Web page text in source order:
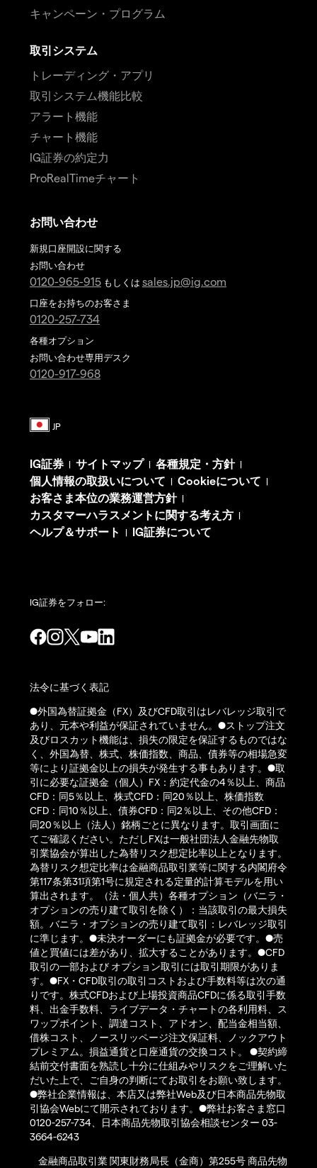
キャンペーン・プログラム
取引システム
トレーディング・アプリ
取引システム機能比較
アラート機能
チャート機能
IG証券の約定力
ProRealTimeチャート
お問い合わせ
新規口座開設に関する
お問い合わせ
0120-965-915 もしくは sales.jp@ig.com
口座をお持ちのお客さま
0120-257-734
各種オプション
お問い合わせ専用デスク
0120-917-968
IG証券 | サイトマップ| 各種規定・方針|
個人情報の取扱いについて | Cookieについて |
お客さま本位の業務運営方針|
カスタマーハラスメントに関する考え方 |
ヘルプ＆サポート | IG証券について
IG証券をフォロー:
法令に基づく表記
●外国為替証拠金（FX）及びCFD取引はレバレッジ取引で
あり、元本や利益が保証されていません。●ストップ注文
及びロスカット機能は、損失の限定を保証するものではな
く、外国為替、株式、株価指数、商品、債券等の相場急変
等により証拠金以上の損失が発生する事もあります。●取
引に必要な証拠金（個人）FX：約定代金の4％以上、商品
CFD：同5％以上、株式CFD：同20％以上、株価指数
CFD：同10％以上、債券CFD：同2％以上、その他CFD：
同20％以上（法人）銘柄ごとに異なります。取引画面に
てご確認ください。ただしFXは一般社団法人金融先物取
引業協会が算出した為替リスク想定比率以上となります。
為替リスク想定比率は金融商品取引業等に関する内閣府令
第117条第31項第1号に規定される定量的計算モデルを用い
算出されます。（法・個人共）各種オプション（バニラ・
オプションの売り建て取引を除く）：当該取引の最大損失
額。バニラ・オプションの売り建て取引：レバレッジ取引
に準じます。●未決オーダーにも証拠金が必要です。●売
値と買値には差があり、拡大することがあります。●CFD
取引の一部および オプション取引には取引期限がありま
す。●FX・CFD取引の取引コストおよび手数料等は次の通
りです。株式CFDおよび上場投資商品CFDに係る取引手数
料、出金手数料、ライブデータ・チャートの各利用料、ス
ワップポイント、調達コスト、アドオン、配当金相当額、
借株コスト、ノースリッページ注文保証料、ノックアウト
プレミアム。損益通貨と口座通貨の交換コスト。 ●契約締
結前交付書面を熟読し十分に仕組みやリスクをご理解いた
だいた上で、ご自身の判断にてお取引をお願い致します。
●弊社企業情報は、本店又は弊社Web及び日本商品先物取
引協会Webにて開示されております。●弊社お客さま窓口
0120-257-734、日本商品先物取引協会相談センター 03-
3664-6243
金融商品取引業 関東財務局長（金商）第255号 商品先物